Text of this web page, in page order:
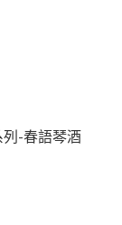
列-春語琴酒